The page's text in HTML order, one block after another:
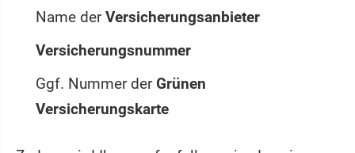
Name derVersicherungsanbieter
Versicherungsnummer
Ggf. Nummer derGrünen
Versicherungskarte